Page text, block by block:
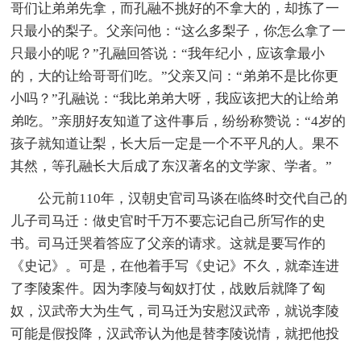
哥们让弟弟先拿，而孔融不挑好的不拿大的，却拣了一
只最小的梨子。父亲问他：“这么多梨子，你怎么拿了一
只最小的呢？”孔融回答说：“我年纪小，应该拿最小
的，大的让给哥哥们吃。”父亲又问：“弟弟不是比你更
小吗？”孔融说：“我比弟弟大呀，我应该把大的让给弟
弟吃。”亲朋好友知道了这件事后，纷纷称赞说：“4岁的
孩子就知道让梨，长大后一定是一个不平凡的人。果不
其然，等孔融长大后成了东汉著名的文学家、学者。”
公元前110年，汉朝史官司马谈在临终时交代自己的
儿子司马迁：做史官时千万不要忘记自己所写作的史
书。司马迁哭着答应了父亲的请求。这就是要写作的
《史记》。可是，在他着手写《史记》不久，就牵连进
了李陵案件。因为李陵与匈奴打仗，战败后就降了匈
奴，汉武帝大为生气，司马迁为安慰汉武帝，就说李陵
可能是假投降，汉武帝认为他是替李陵说情，就把他投